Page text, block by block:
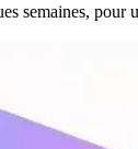
semaines,